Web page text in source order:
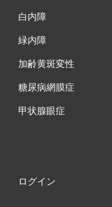
白内障
緑内障
加齢黄斑変性
糖尿病網膜症
甲状腺眼症
ログイン